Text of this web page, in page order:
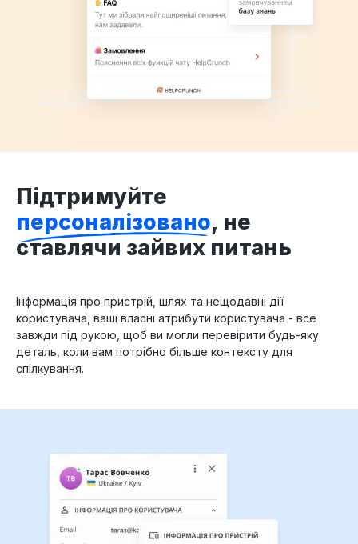
Підтримуйте
персоналізовано, не
ставлячи зайвих питань
Інформація про пристрій, шлях та нещодавні дії
користувача, ваші власні атрибути користувача - все
завжди під рукою, щоб ви могли перевірити будь-яку
деталь, коли вам потрібно більше контексту для
спілкування.